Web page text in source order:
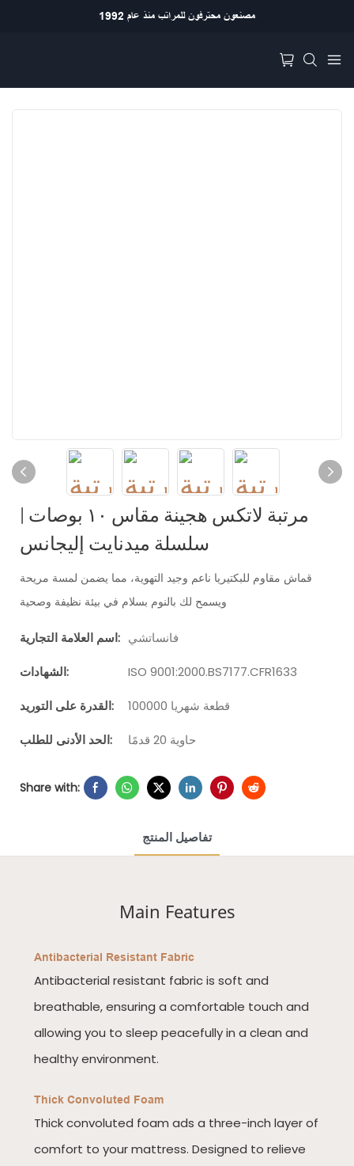
مصنعون محترفون للمراتب منذ عام 1992
مرتبة لاتكس هجينة مقاس ١٠ بوصات |
سلسلة ميدنايت إليجانس
قماش مقاوم للبكتيريا ناعم وجيد التهوية، مما يضمن لمسة مريحة
ويسمح لك بالنوم بسلام في بيئة نظيفة وصحية
اسم العلامة التجارية: فانساتشي
الشهادات: ISO 9001:2000.BS7177.CFR1633
القدرة على التوريد: 100000 قطعة شهريا
الحد الأدنى للطلب: حاوية 20 قدمًا
Share with:
تفاصيل المنتج
Main Features
Antibacterial Resistant Fabric
Antibacterial resistant fabric is soft and
breathable, ensuring a comfortable touch and
allowing you to sleep peacefully in a clean and
healthy environment.
Thick Convoluted Foam
Thick convoluted foam ads a three-inch layer of
comfort to your mattress. Designed to relieve